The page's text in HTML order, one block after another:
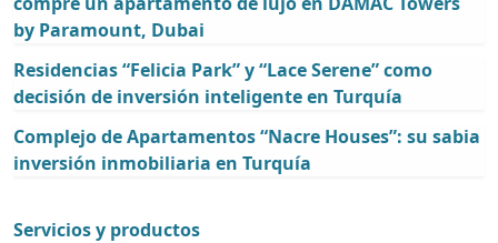
by Paramount, Dubai
Residencias “Felicia Park” y “Lace Serene” como
decisión de inversión inteligente en Turquía
Complejo de Apartamentos “Nacre Houses”: su sabia
inversión inmobiliaria en Turquía
Servicios y productos